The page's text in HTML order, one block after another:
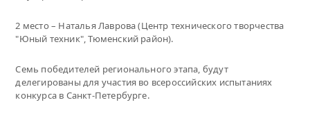
2 место – Наталья Лаврова (Центр технического творчества
"Юный техник", Тюменский район).
Семь победителей регионального этапа, будут
делегированы для участия во всероссийских испытаниях
конкурса в Санкт-Петербурге.